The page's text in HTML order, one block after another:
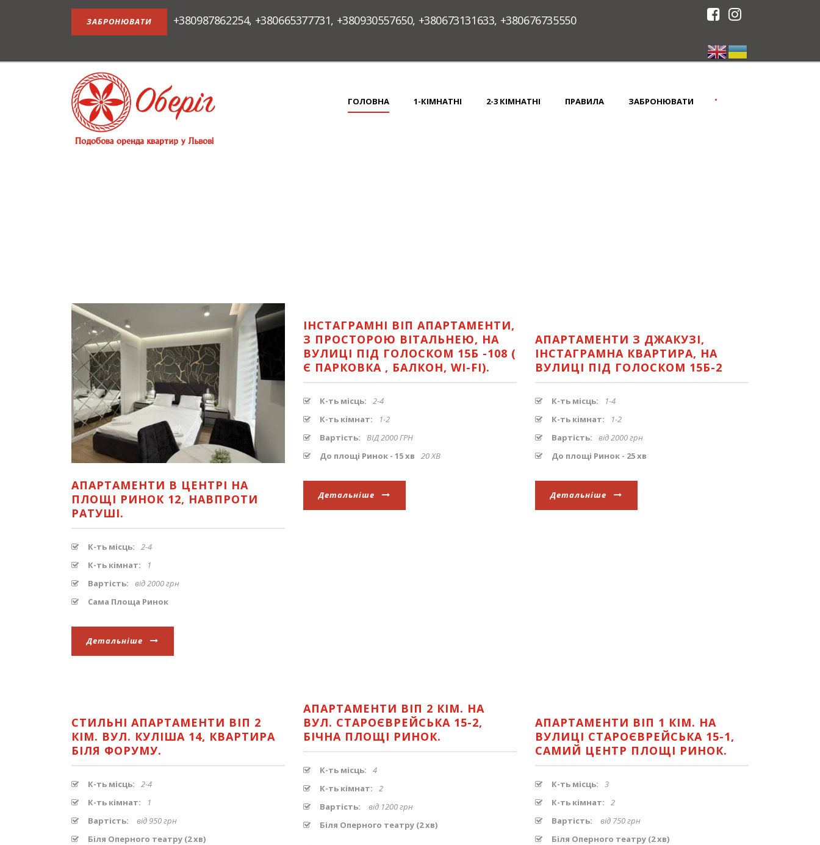
ЗАБРОНЮВАТИ +380987862254, +380665377731, +380930557650, +380673131633, +380676735550
ГОЛОВНА 1-КІМНАТНІ 2-3 КІМНАТНІ ПРАВИЛА ЗАБРОНЮВАТИ •
АПАРТАМЕНТИ В ЦЕНТРІ НА
ПЛОЩІ РИНОК 12, НАВПРОТИ
РАТУШІ.
К-ть місць:
2-4
К-ть кімнат:
1
Вартість:
від 2000 грн
Сама Площа Ринок
Детальніше
ІНСТАГРАМНІ ВІП АПАРТАМЕНТИ,
З ПРОСТОРОЮ ВІТАЛЬНЕЮ, НА
ВУЛИЦІ ПІД ГОЛОСКОМ 15Б -108 (
Є ПАРКОВКА , БАЛКОН, WI-FI).
К-ть місць:
2-4
К-ть кімнат:
1-2
Вартість:
ВІД 2000 ГРН
До площі Ринок - 15 хв
20 ХВ
Детальніше
АПАРТАМЕНТИ З ДЖАКУЗІ,
ІНСТАГРАМНА КВАРТИРА, НА
ВУЛИЦІ ПІД ГОЛОСКОМ 15Б-2
К-ть місць:
1-4
К-ть кімнат:
1-2
Вартість:
від 2000 грн
До площі Ринок - 25 хв
Детальніше
СТИЛЬНІ АПАРТАМЕНТИ ВІП 2
КІМ. ВУЛ. КУЛІША 14, КВАРТИРА
БІЛЯ ФОРУМУ.
К-ть місць:
2-4
К-ть кімнат:
1
Вартість:
від 950 грн
Біля Оперного театру (2 хв)
АПАРТАМЕНТИ ВІП 2 КІМ. НА
ВУЛ. СТАРОЄВРЕЙСЬКА 15-2,
БІЧНА ПЛОЩІ РИНОК.
К-ть місць:
4
К-ть кімнат:
2
Вартість:
від 1200 грн
Біля Оперного театру (2 хв)
АПАРТАМЕНТИ ВІП 1 КІМ. НА
ВУЛИЦІ СТАРОЄВРЕЙСЬКА 15-1,
САМИЙ ЦЕНТР ПЛОЩІ РИНОК.
К-ть місць:
3
К-ть кімнат:
2
Вартість:
від 750 грн
Біля Оперного театру (2 хв)